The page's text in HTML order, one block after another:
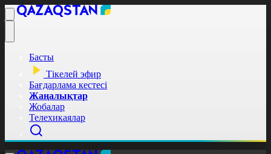
Басты
Тікелей эфир
Бағдарлама кестесі
Жаңалықтар
Жобалар
Телехикаялар